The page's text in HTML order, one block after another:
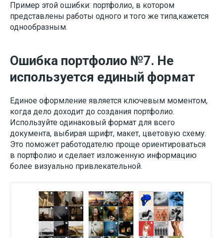
Пример этой ошибки: портфолио, в котором
представлены работы одного и того же типа,кажется
однообразным.
Ошибка портфолио №7. Не
используется единый формат
Единое оформление является ключевым моментом,
когда дело доходит до создания портфолио.
Используйте одинаковый формат для всего
документа, выбирая шрифт, макет, цветовую схему.
Это поможет работодателю проще ориентироваться
в портфолио и сделает изложенную информацию
более визуально привлекательной.